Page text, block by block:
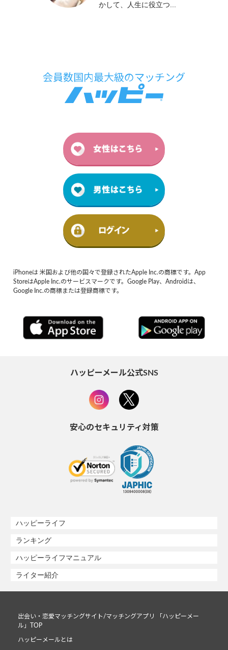
かして、人生に役立つ...
iPhoneは 米国および他の国々で登録されたApple Inc.の商標です。App
StoreはApple Inc.のサービスマークです。Google Play、Androidは、
Google Inc.の商標または登録商標です。
ハッピーメール公式SNS
安心のセキュリティ対策
ハッピーライフ
ランキング
ハッピーライフマニュアル
ライター紹介
出会い・恋愛マッチングサイト/マッチングアプリ 「ハッピーメー
ル」TOP
ハッピーメールとは